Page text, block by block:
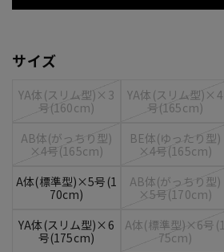
サイズ
YA体(スリム型)×3
号(160cm)
YA体(スリム型)×4
号(165cm)
AB体(がっちり型)
×4号(165cm)
BE体(ゆったり型)
×4号(165cm)
A体(標準型)×5号(1
70cm)
AB体(がっちり型)
×5号(170cm)
YA体(スリム型)×6
号(175cm)
A体(標準型)×6号(1
75cm)